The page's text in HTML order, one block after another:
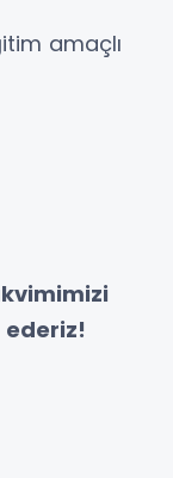
amaçlı